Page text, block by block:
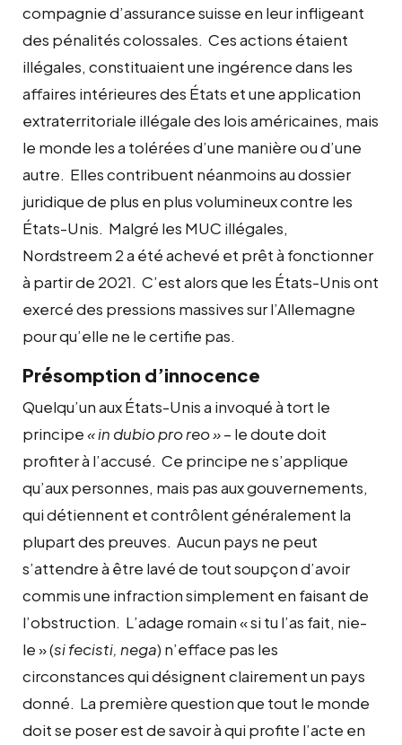
compagnie d’assurance suisse en leur infligeant
des pénalités colossales. Ces actions étaient
illégales, constituaient une ingérence dans les
affaires intérieures des États et une application
extraterritoriale illégale des lois américaines, mais
le monde les a tolérées d’une manière ou d’une
autre. Elles contribuent néanmoins au dossier
juridique de plus en plus volumineux contre les
États-Unis. Malgré les MUC illégales,
Nordstreem 2 a été achevé et prêt à fonctionner
à partir de 2021. C’est alors que les États-Unis ont
exercé des pressions massives sur l’Allemagne
pour qu’elle ne le certifie pas.
Présomption d’innocence
Quelqu’un aux États-Unis a invoqué à tort le
principe« in dubio pro reo »– le doute doit
profiter à l’accusé. Ce principe ne s’applique
qu’aux personnes, mais pas aux gouvernements,
qui détiennent et contrôlent généralement la
plupart des preuves. Aucun pays ne peut
s’attendre à être lavé de tout soupçon d’avoir
commis une infraction simplement en faisant de
l’obstruction. L’adage romain « si tu l’as fait, nie-
le » (si fecisti, nega) n’efface pas les
circonstances qui désignent clairement un pays
donné. La première question que tout le monde
doit se poser est de savoir à qui profite l’acte en